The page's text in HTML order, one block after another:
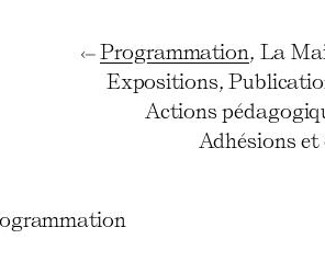
Programmation, La
Expositions,
Actions
Adhésions et